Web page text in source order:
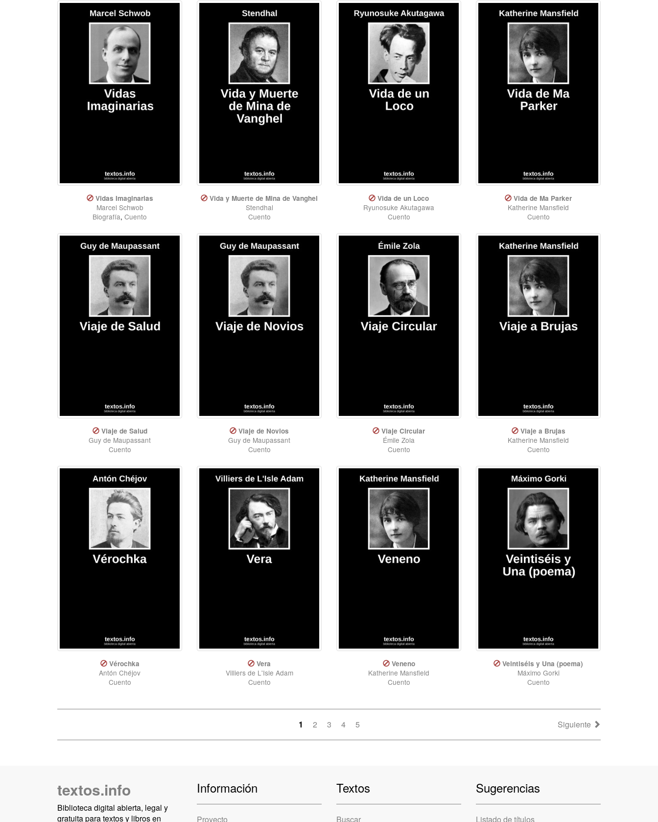
Vidas Imaginarias
Marcel Schwob
Biografía, Cuento
Vida y Muerte de Mina de Vanghel
Stendhal
Cuento
Vida de un Loco
Ryunosuke Akutagawa
Cuento
Vida de Ma Parker
Katherine Mansfield
Cuento
Viaje de Salud
Guy de Maupassant
Cuento
Viaje de Novios
Guy de Maupassant
Cuento
Viaje Circular
Émile Zola
Cuento
Viaje a Brujas
Katherine Mansfield
Cuento
Vérochka
Antón Chéjov
Cuento
Vera
Villiers de L'Isle Adam
Cuento
Veneno
Katherine Mansfield
Cuento
Veintiséis y Una (poema)
Máximo Gorki
Cuento
1 2 3 4 5 Siguiente
textos.info
Biblioteca digital abierta, legal y
gratuita para textos y libros en
Información
Proyecto
Textos
Buscar
Sugerencias
Listado de títulos